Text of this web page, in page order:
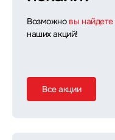
Возможно вы найдете
наших акций!
Все акции